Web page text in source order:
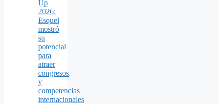
Up
2026:
Esquel
mostró
su
potencial
para
atraer
congresos
y
competencias
internacionales